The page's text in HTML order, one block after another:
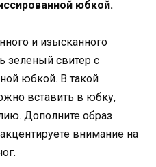
юбкой.
и изысканного
зеленый свитер с
юбкой. В такой
вставить в юбку,
Дополните образ
внимание на